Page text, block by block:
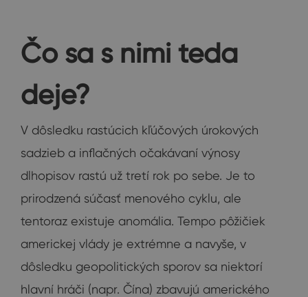
Čo sa s nimi teda
deje?
V dôsledku rastúcich kľúčových úrokových
sadzieb a inflačných očakávaní výnosy
dlhopisov rastú už tretí rok po sebe. Je to
prirodzená súčasť menového cyklu, ale
tentoraz existuje anomália. Tempo pôžičiek
americkej vlády je extrémne a navyše, v
dôsledku geopolitických sporov sa niektorí
hlavní hráči (napr. Čína) zbavujú amerického